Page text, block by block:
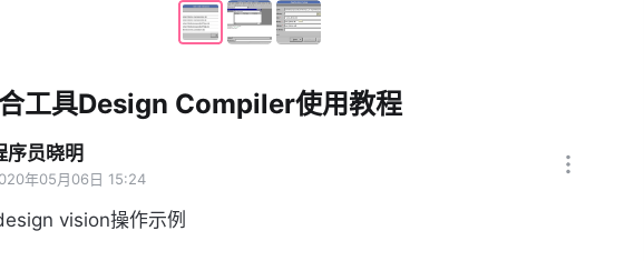
工具Design Compiler使用教程
序员晓明
年05月06日 15:24
vision操作示例